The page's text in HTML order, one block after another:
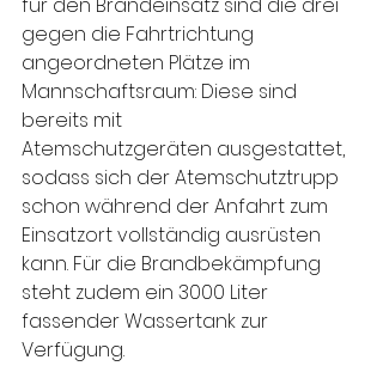
gegen die Fahrtrichtung
angeordneten Plätze im
Mannschaftsraum: Diese sind
bereits mit
Atemschutzgeräten ausgestattet,
sodass sich der Atemschutztrupp
schon während der Anfahrt zum
Einsatzort vollständig ausrüsten
kann. Für die Brandbekämpfung
steht zudem ein 3000 Liter
fassender Wassertank zur
Verfügung.